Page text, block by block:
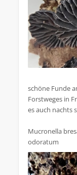
schöne Funde
Forstweges in
es auch nachts
Mucronella
odoratum